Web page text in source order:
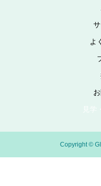
よ
見学
Copyright ©